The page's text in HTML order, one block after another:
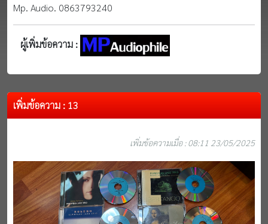
Mp. Audio. 0863793240
ผู้เพิ่มข้อความ :
เพิ่มข้อความ : 13
เพิ่มข้อความเมื่อ : 08:11 23/05/2025